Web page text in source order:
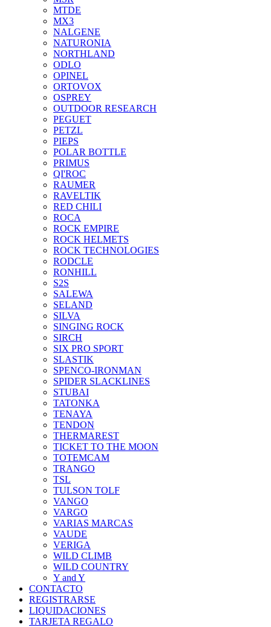
MTDE
MX3
NALGENE
NATURONIA
NORTHLAND
ODLO
OPINEL
ORTOVOX
OSPREY
OUTDOOR RESEARCH
PEGUET
PETZL
PIEPS
POLAR BOTTLE
PRIMUS
QI'ROC
RAUMER
RAVELTIK
RED CHILI
ROCA
ROCK EMPIRE
ROCK HELMETS
ROCK TECHNOLOGIES
RODCLE
RONHILL
S2S
SALEWA
SELAND
SILVA
SINGING ROCK
SIRCH
SIX PRO SPORT
SLASTIK
SPENCO-IRONMAN
SPIDER SLACKLINES
STUBAI
TATONKA
TENAYA
TENDON
THERMAREST
TICKET TO THE MOON
TOTEMCAM
TRANGO
TSL
TULSON TOLF
VANGO
VARGO
VARIAS MARCAS
VAUDE
VERIGA
WILD CLIMB
WILD COUNTRY
Y and Y
CONTACTO
REGISTRARSE
LIQUIDACIONES
TARJETA REGALO